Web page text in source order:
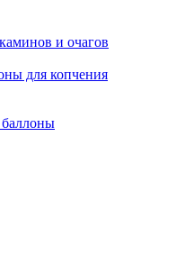
и очагов
для копчения